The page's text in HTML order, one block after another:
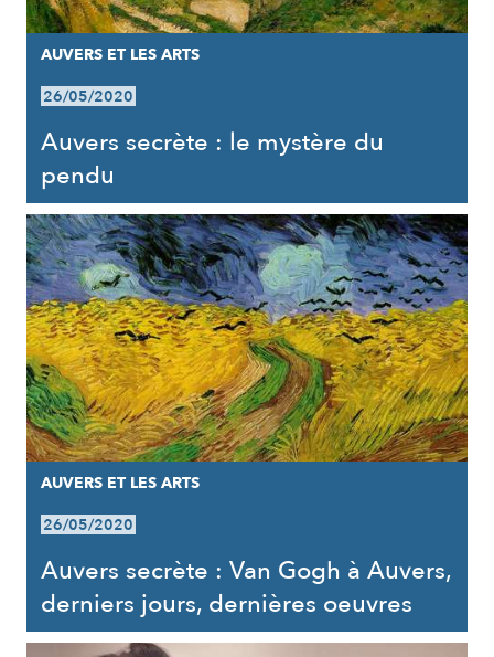
AUVERS ET LES ARTS
26/05/2020
Auvers secrète : le mystère du
pendu
AUVERS ET LES ARTS
26/05/2020
Auvers secrète : Van Gogh à Auvers,
derniers jours, dernières oeuvres